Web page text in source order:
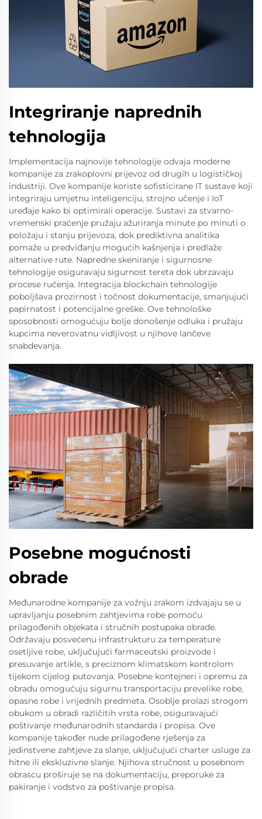
Integriranje naprednih
tehnologija
Implementacija najnovije tehnologije odvaja moderne
kompanije za zrakoplovni prijevoz od drugih u logističkoj
industriji. Ove kompanije koriste sofisticirane IT sustave koji
integriraju umjetnu inteligenciju, strojno učenje i IoT
uređaje kako bi optimirali operacije. Sustavi za stvarno-
vremenski praćenje pružaju ažuriranja minute po minuti o
položaju i stanju prijevoza, dok prediktivna analitika
pomaže u predviđanju mogućih kašnjenja i predlaže
alternative rute. Napredne skeniranje i sigurnosne
tehnologije osiguravaju sigurnost tereta dok ubrzavaju
procese ručenja. Integracija blockchain tehnologije
poboljšava prozirnost i točnost dokumentacije, smanjujući
papirnatost i potencijalne greške. Ove tehnološke
sposobnosti omogućuju bolje donošenje odluka i pružaju
kupcima neverovatnu vidljivost u njihove lančeve
snabdevanja.
Posebne mogućnosti
obrade
Međunarodne kompanije za vožnju zrakom izdvajaju se u
upravljanju posebnim zahtjevima robe pomoću
prilagođenih objekata i stručnih postupaka obrade.
Održavaju posvećenu infrastrukturu za temperature
osetljive robe, uključujući farmaceutski proizvode i
presuvanje artikle, s preciznom klimatskom kontrolom
tijekom cijelog putovanja. Posebne kontejneri i opremu za
obradu omogućuju sigurnu transportaciju prevelike robe,
opasne robe i vrijednih predmeta. Osoblje prolazi strogom
obukom u obradi različitih vrsta robe, osiguravajući
poštivanje međunarodnih standarda i propisa. Ove
kompanije također nude prilagođene rješenja za
jedinstvene zahtjeve za slanje, uključujući charter usluge za
hitne ili ekskluzivne slanje. Njihova stručnost u posebnom
obrascu proširuje se na dokumentaciju, preporuke za
pakiranje i vodstvo za poštivanje propisa.